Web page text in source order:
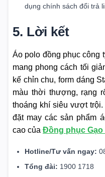
dụng chính sách đổi trả
5. Lời kết
Áo polo đồng phục công
mang phong cách tối
kế chỉn chu, form dáng
màu thời thượng, rạng
thoáng khí siêu vượt
đặt may các sản phẩm
cao của Đồng phục Gạo
Hotline/Tư vấn ngay:
Tổng đài: 1900 1718